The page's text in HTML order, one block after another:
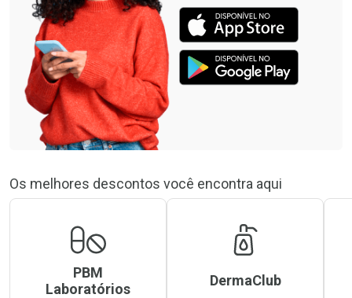
Os melhores descontos você encontra aqui
PBM
Laboratórios
DermaClub